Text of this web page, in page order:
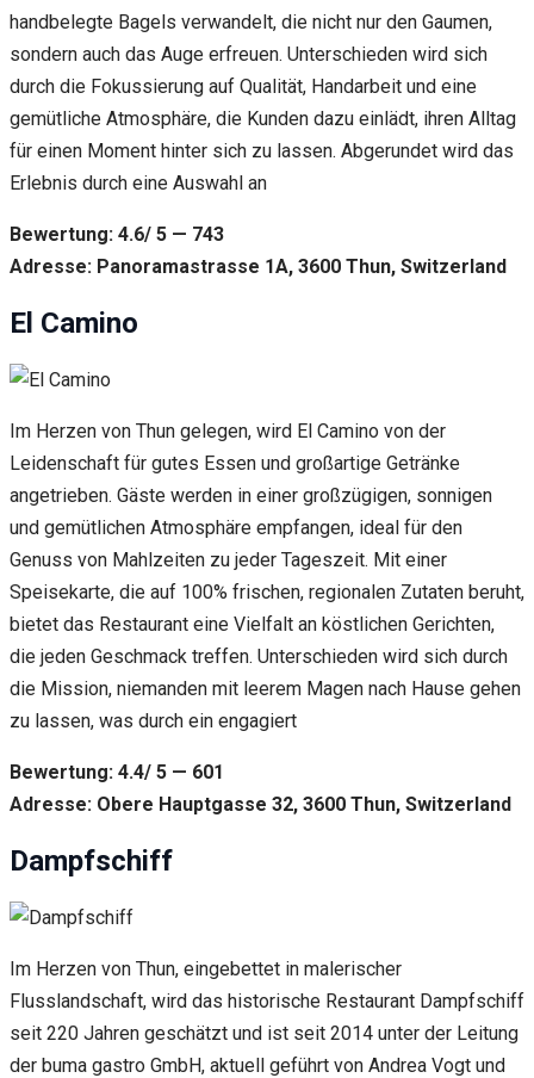
handbelegte Bagels verwandelt, die nicht nur den Gaumen,
sondern auch das Auge erfreuen. Unterschieden wird sich
durch die Fokussierung auf Qualität, Handarbeit und eine
gemütliche Atmosphäre, die Kunden dazu einlädt, ihren Alltag
für einen Moment hinter sich zu lassen. Abgerundet wird das
Erlebnis durch eine Auswahl an
Bewertung: 4.6/ 5 — 743
Adresse: Panoramastrasse 1A, 3600 Thun, Switzerland
El Camino
Im Herzen von Thun gelegen, wird El Camino von der
Leidenschaft für gutes Essen und großartige Getränke
angetrieben. Gäste werden in einer großzügigen, sonnigen
und gemütlichen Atmosphäre empfangen, ideal für den
Genuss von Mahlzeiten zu jeder Tageszeit. Mit einer
Speisekarte, die auf 100% frischen, regionalen Zutaten beruht,
bietet das Restaurant eine Vielfalt an köstlichen Gerichten,
die jeden Geschmack treffen. Unterschieden wird sich durch
die Mission, niemanden mit leerem Magen nach Hause gehen
zu lassen, was durch ein engagiert
Bewertung: 4.4/ 5 — 601
Adresse: Obere Hauptgasse 32, 3600 Thun, Switzerland
Dampfschiff
Im Herzen von Thun, eingebettet in malerischer
Flusslandschaft, wird das historische Restaurant Dampfschiff
seit 220 Jahren geschätzt und ist seit 2014 unter der Leitung
der buma gastro GmbH, aktuell geführt von Andrea Vogt und